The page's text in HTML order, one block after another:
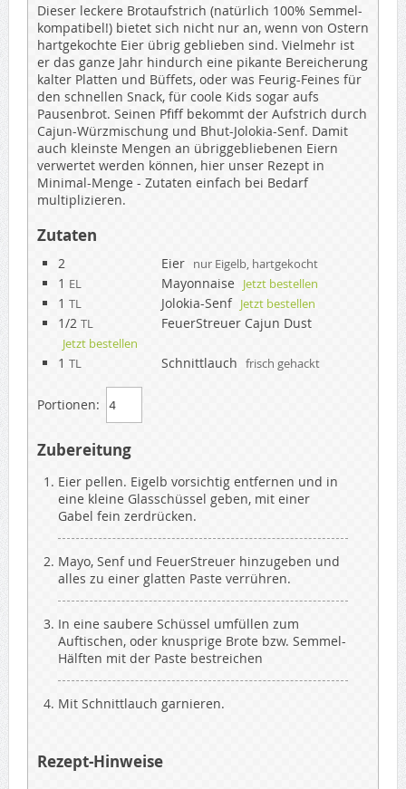
Dieser leckere Brotaufstrich (natürlich 100% Semmel-
kompatibel!) bietet sich nicht nur an, wenn von Ostern
hartgekochte Eier übrig geblieben sind. Vielmehr ist
er das ganze Jahr hindurch eine pikante Bereicherung
kalter Platten und Büffets, oder was Feurig-Feines für
den schnellen Snack, für coole Kids sogar aufs
Pausenbrot. Seinen Pfiff bekommt der Aufstrich durch
Cajun-Würzmischung und Bhut-Jolokia-Senf. Damit
auch kleinste Mengen an übriggebliebenen Eiern
verwertet werden können, hier unser Rezept in
Minimal-Menge - Zutaten einfach bei Bedarf
multiplizieren.
Zutaten
2 Eier nur Eigelb, hartgekocht
1 EL Mayonnaise Jetzt bestellen
1 TL Jolokia-Senf Jetzt bestellen
1/2 TL FeuerStreuer Cajun Dust
Jetzt bestellen
1 TL Schnittlauch frisch gehackt
Portionen:
Zubereitung
Eier pellen. Eigelb vorsichtig entfernen und in
eine kleine Glasschüssel geben, mit einer
Gabel fein zerdrücken.
Mayo, Senf und FeuerStreuer hinzugeben und
alles zu einer glatten Paste verrühren.
In eine saubere Schüssel umfüllen zum
Auftischen, oder knusprige Brote bzw. Semmel-
Hälften mit der Paste bestreichen
Mit Schnittlauch garnieren.
Rezept-Hinweise